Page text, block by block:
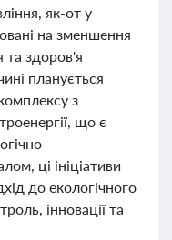
як-от у
на зменшення
та здоров'я
планується
з
що є
ці ініціативи
до екологічного
інновації та